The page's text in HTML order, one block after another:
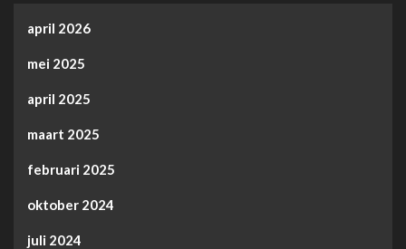
april 2026
mei 2025
april 2025
maart 2025
februari 2025
oktober 2024
juli 2024